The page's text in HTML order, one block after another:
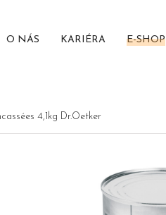
O NÁS KARIÉRA E-SHOP
4,1kg Dr.Oetker